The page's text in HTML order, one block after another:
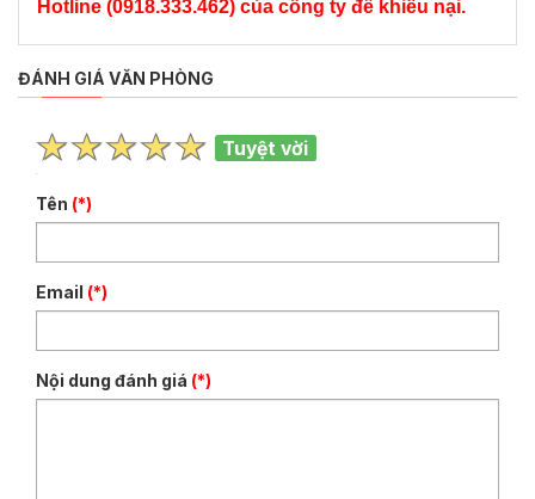
Hotline (0918.333.462) của công ty để khiếu nại.
ĐÁNH GIÁ VĂN PHÒNG
Tuyệt vời
Tên (*)
Email (*)
Nội dung đánh giá (*)